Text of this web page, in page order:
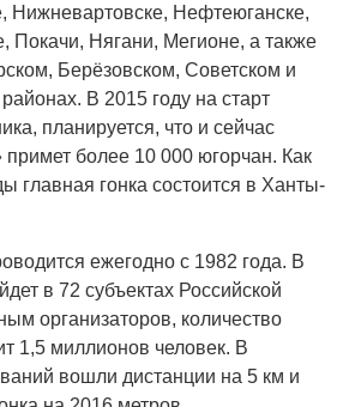
Нижневартовске, Нефтеюганске,
Покачи, Нягани, Мегионе, а также
Берёзовском, Советском и
В 2015 году на старт
планируется, что и сейчас
более 10 000 югорчан. Как
главная гонка состоится в Ханты-
ежегодно с 1982 года. В
в 72 субъектах Российской
организаторов, количество
1,5 миллионов человек. В
вошли дистанции на 5 км и